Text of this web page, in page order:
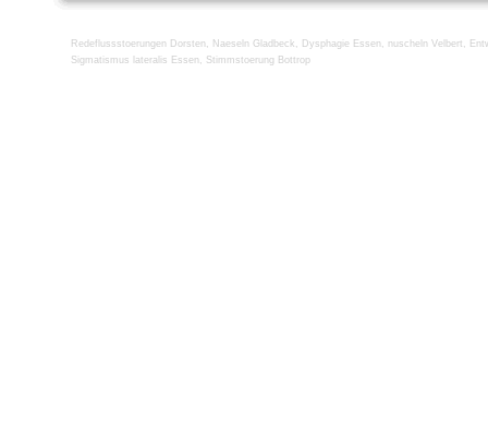
Redeflussstoerungen Dorsten , Naeseln Gladbeck , Dysphagie Essen , nuscheln Velbert ,
Sigmatismus lateralis Essen , Stimmstoerung Bottrop